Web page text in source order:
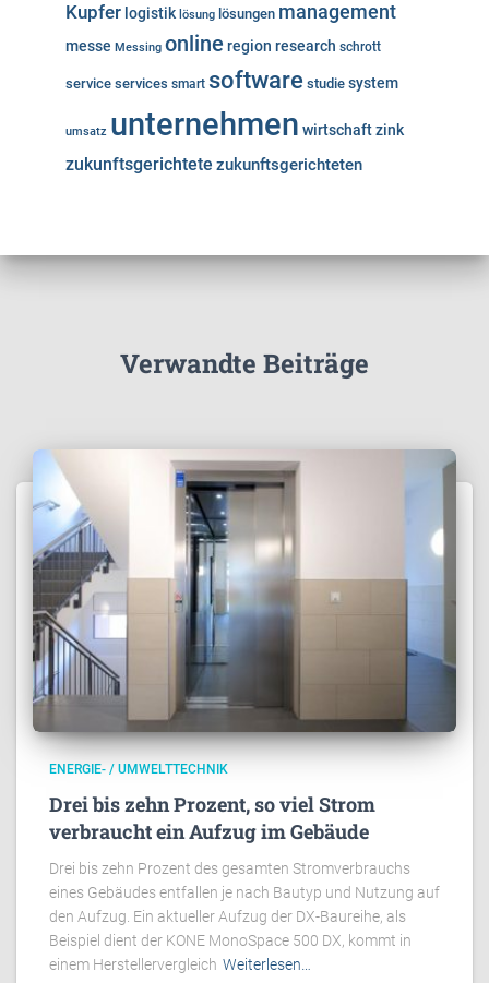
Kupfer logistik lösung lösungen management
messe Messing online region research schrott
service services smart software studie system
umsatz unternehmen wirtschaftzink
zukunftsgerichtete zukunftsgerichteten
Verwandte Beiträge
ENERGIE- / UMWELTTECHNIK
Drei bis zehn Prozent, so viel Strom
verbraucht ein Aufzug im Gebäude
Drei bis zehn Prozent des gesamten Stromverbrauchs
eines Gebäudes entfallen je nach Bautyp und Nutzung auf
den Aufzug. Ein aktueller Aufzug der DX-Baureihe, als
Beispiel dient der KONE MonoSpace 500 DX, kommt in
einem Herstellervergleich Weiterlesen…